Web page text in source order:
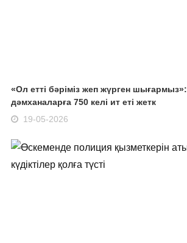
«Ол етті бәріміз жеп жүрген
дәмханаларға 750 келі ит еті жетк
19-05-2026